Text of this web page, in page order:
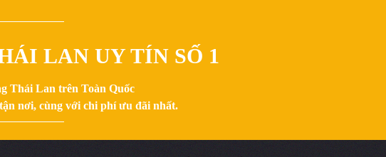
LAN UY TÍN SỐ 1
Thái Lan trên Toàn Quốc
nơi, cùng với chi phí ưu đãi nhất.